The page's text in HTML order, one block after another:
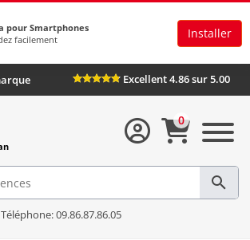
pour Smartphones
facilement
Installer
Excellent 4.86 sur 5.00
Téléphone: 09.86.87.86.05
0